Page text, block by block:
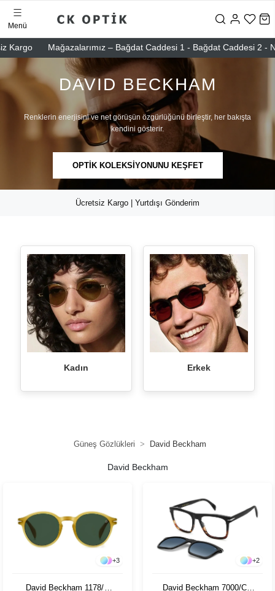
Mağazalarımız – Bağdat Caddesi 1 - Bağdat Caddesi 2 -
Menü
DAVID BECKHAM
Renklerin enerjisini ve net görüşün özgürlüğünü birleştir, her bakışta
kendini gösterir.
OPTİK KOLEKSİYONUNU KEŞFET
Ücretsiz Kargo | Yurtdışı Gönderim
Kadın Erkek
Güneş Gözlükleri David Beckham
David Beckham
+3
David Beckham 1178/S
+2
David Beckham 7000/CS